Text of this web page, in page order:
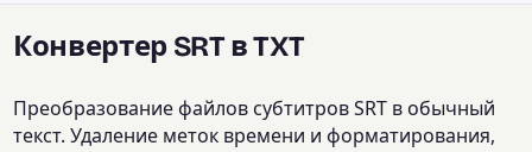
Конвертер SRT в TXT
Преобразование файлов субтитров SRT в обычный
текст. Удаление меток времени и форматирования,